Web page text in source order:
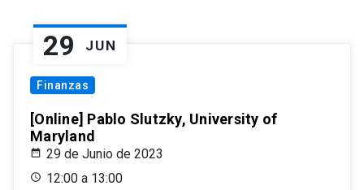
29 JUN
Finanzas
[Online] Pablo Slutzky, University of
Maryland
29 de Junio de 2023
12:00 a 13:00